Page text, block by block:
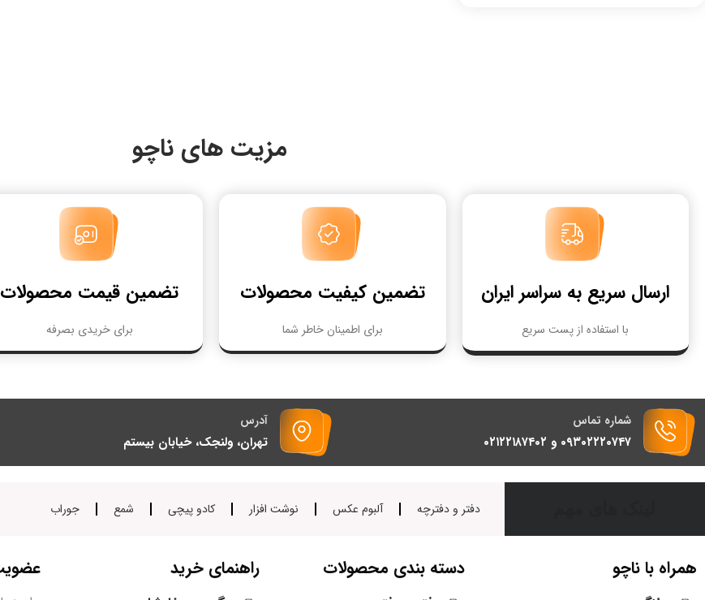
مزیت های ناچو
ارسال سریع به سراسر ایران
با استفاده از پست سریع
تضمین کیفیت محصولات
برای اطمینان خاطر شما
تضمین قیمت محصولات
برای خریدی بصرفه
شماره تماس
۰۹۳۰۲۲۲۰۷۴۷ و ۰۲۱۲۲۱۸۷۴۰۲
آدرس
تهران، ولنجک، خیابان بیستم
دفتر و دفترچه آلبوم عکس نوشت افزار کادو پیچی شمع جوراب
همراه با ناچو دسته بندی محصولات راهنمای خرید